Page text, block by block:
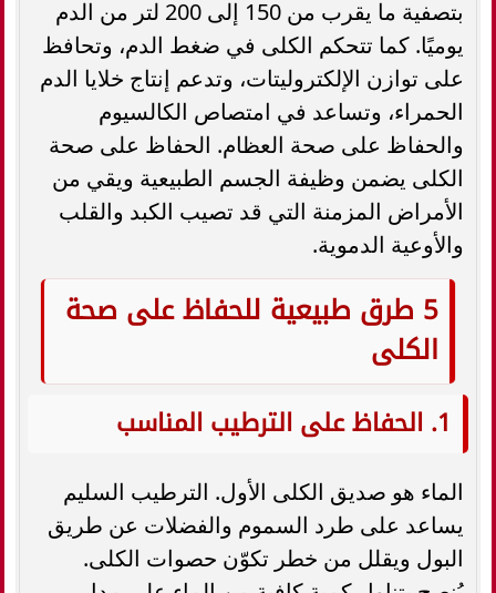
بتصفية ما يقرب من 150 إلى 200 لتر من الدم
يوميًا. كما تتحكم الكلى في ضغط الدم، وتحافظ
على توازن الإلكتروليتات، وتدعم إنتاج خلايا الدم
الحمراء، وتساعد في امتصاص الكالسيوم
والحفاظ على صحة العظام. الحفاظ على صحة
الكلى يضمن وظيفة الجسم الطبيعية ويقي من
الأمراض المزمنة التي قد تصيب الكبد والقلب
والأوعية الدموية.
5 طرق طبيعية للحفاظ على صحة
الكلى
1. الحفاظ على الترطيب المناسب
الماء هو صديق الكلى الأول. الترطيب السليم
يساعد على طرد السموم والفضلات عن طريق
البول ويقلل من خطر تكوّن حصوات الكلى.